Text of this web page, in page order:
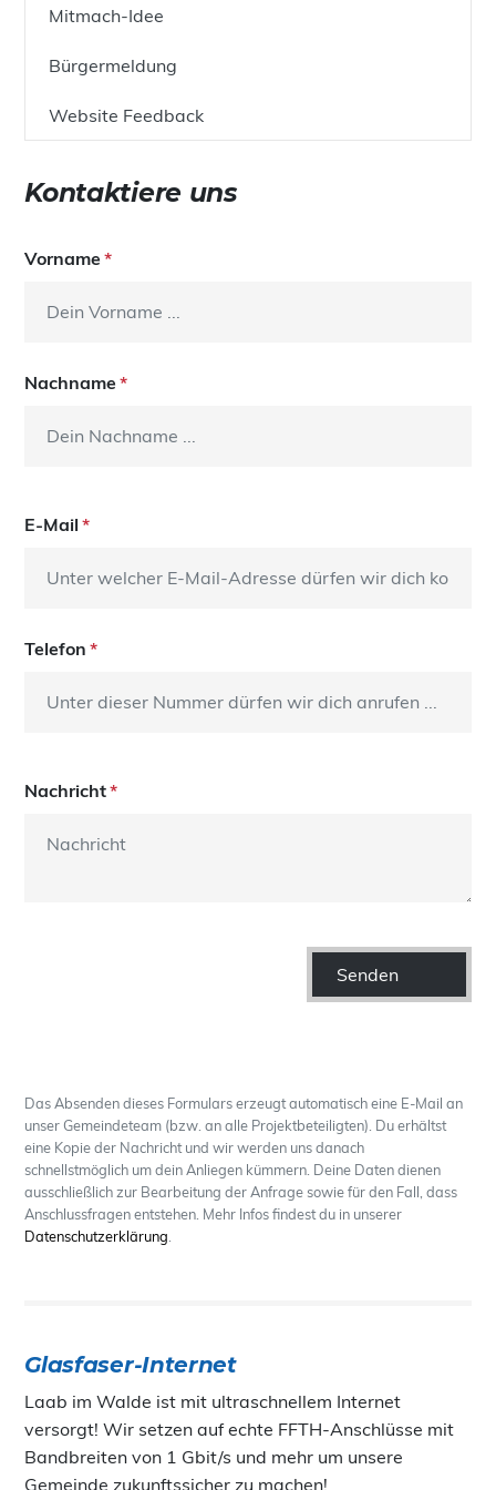
Mitmach-Idee
Bürgermeldung
Website Feedback
Kontaktiere uns
Vorname
Nachname
E-Mail
Telefon
Nachricht
Senden
Das Absenden dieses Formulars erzeugt automatisch eine E-Mail an
unser Gemeindeteam (bzw. an alle Projektbeteiligten). Du erhältst
eine Kopie der Nachricht und wir werden uns danach
schnellstmöglich um dein Anliegen kümmern. Deine Daten dienen
ausschließlich zur Bearbeitung der Anfrage sowie für den Fall, dass
Anschlussfragen entstehen. Mehr Infos findest du in unserer
Datenschutzerklärung
Glasfaser-Internet
Laab im Walde ist mit ultraschnellem Internet
versorgt! Wir setzen auf echte FFTH-Anschlüsse mit
Bandbreiten von 1 Gbit/s und mehr um unsere
Gemeinde zukunftssicher zu machen!